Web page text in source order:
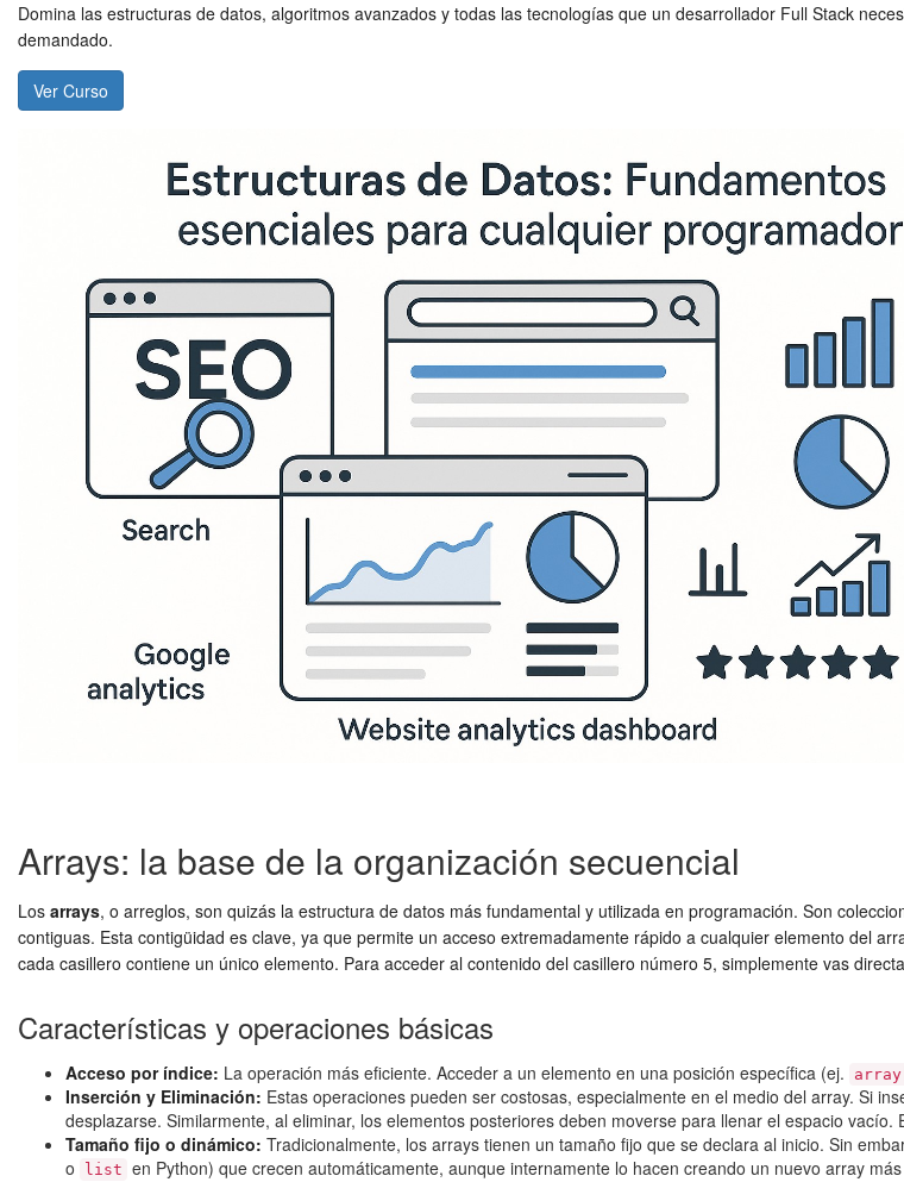
Domina las estructuras de datos, algoritmos avanzados y todas las tecnologías que un desarrollador Full Stack
demandado.
Ver Curso
Arrays: la base de la organización secuencial
Los arrays, o arreglos, son quizás la estructura de datos más fundamental y utilizada en programación. Son
contiguas. Esta contigüidad es clave, ya que permite un acceso extremadamente rápido a cualquier elemento del
cada casillero contiene un único elemento. Para acceder al contenido del casillero número 5, simplemente vas
Características y operaciones básicas
Acceso por índice: La operación más eficiente. Acceder a un elemento en una posición específica (ej.
Inserción y Eliminación: Estas operaciones pueden ser costosas, especialmente en el medio del array. Si
desplazarse. Similarmente, al eliminar, los elementos posteriores deben moverse para llenar el espacio
Tamaño fijo o dinámico: Tradicionalmente, los arrays tienen un tamaño fijo que se declara al inicio. Sin
o
list en Python) que crecen automáticamente, aunque internamente lo hacen creando un nuevo array